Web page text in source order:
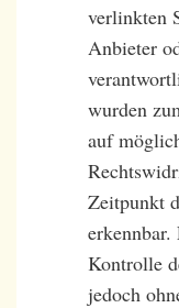
verlinkten
Anbieter
wurden
auf
Zeitpunkt
Kontrolle
jedoch